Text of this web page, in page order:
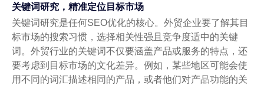
关键词研究，精准定位目标市场
关键词研究是任何SEO优化的核心。外贸企业要了解其目
标市场的搜索习惯，选择相关性强且竞争度适中的关键
词。外贸行业的关键词不仅要涵盖产品或服务的特点，还
要考虑到目标市场的文化差异。例如，某些地区可能会使
用不同的词汇描述相同的产品，或者他们对产品功能的关